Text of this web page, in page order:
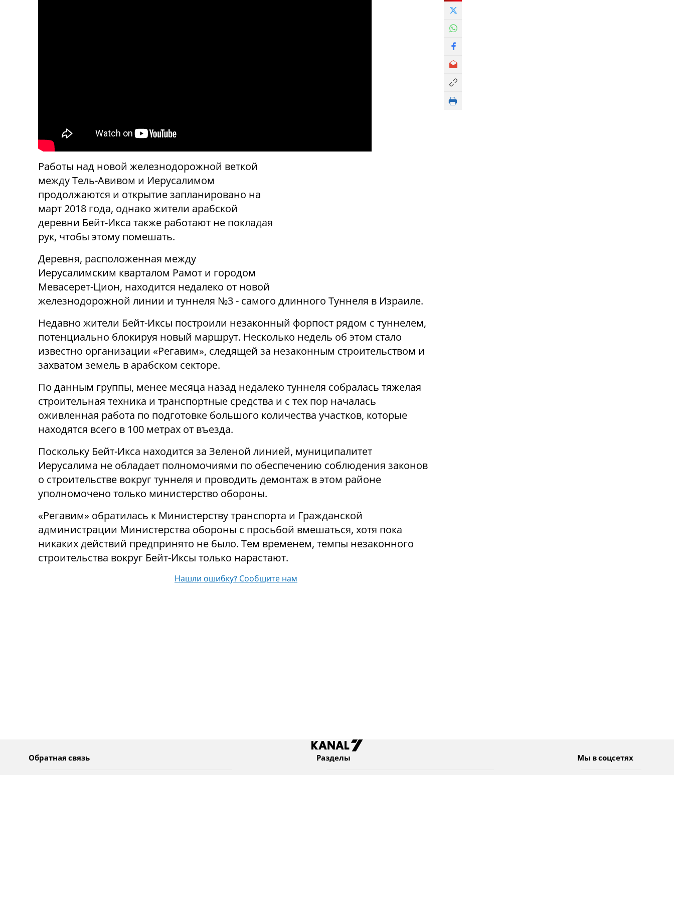
Работы над новой железнодорожной веткой
между Тель-Авивом и Иерусалимом
продолжаются и открытие запланировано на
март 2018 года, однако жители арабской
деревни Бейт-Икса также работают не покладая
рук, чтобы этому помешать.
Деревня, расположенная между
Иерусалимским кварталом Рамот и городом
Мевасерет-Цион, находится недалеко от новой
железнодорожной линии и туннеля №3 - самого длинного Туннеля в Израиле.
Недавно жители Бейт-Иксы построили незаконный форпост рядом с туннелем,
потенциально блокируя новый маршрут. Несколько недель об этом стало
известно организации «Регавим», следящей за незаконным строительством и
захватом земель в арабском секторе.
По данным группы, менее месяца назад недалеко туннеля собралась тяжелая
строительная техника и транспортные средства и с тех пор началась
оживленная работа по подготовке большого количества участков, которые
находятся всего в 100 метрах от въезда.
Поскольку Бейт-Икса находится за Зеленой линией, муниципалитет
Иерусалима не обладает полномочиями по обеспечению соблюдения законов
о строительстве вокруг туннеля и проводить демонтаж в этом районе
уполномочено только министерство обороны.
«Регавим» обратилась к Министерству транспорта и Гражданской
администрации Министерства обороны с просьбой вмешаться, хотя пока
никаких действий предпринято не было. Тем временем, темпы незаконного
строительства вокруг Бейт-Иксы только нарастают.
Нашли ошибку? Сообщите нам
Обратная связь Разделы Мы в соцсетях